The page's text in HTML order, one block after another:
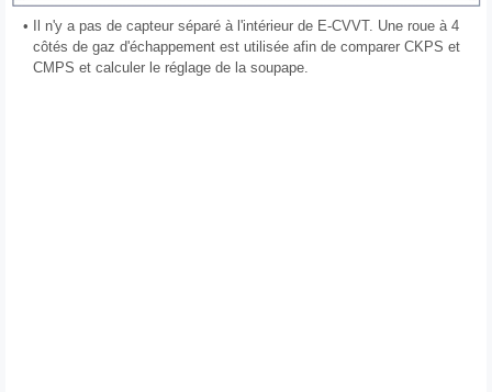
•
Il n'y a pas de capteur séparé à l'intérieur de E-CVVT. Une roue à 4
côtés de gaz d'échappement est utilisée afin de comparer CKPS et
CMPS et calculer le réglage de la soupape.